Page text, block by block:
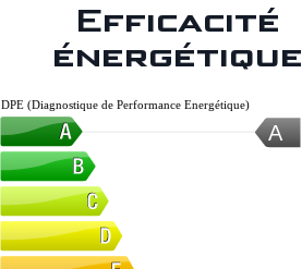
Efficacité
énergétique
A
DPE (Diagnostique de Performance Energétique)